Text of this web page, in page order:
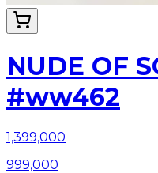
NUDE OF
#ww462
1,399,000
999,000